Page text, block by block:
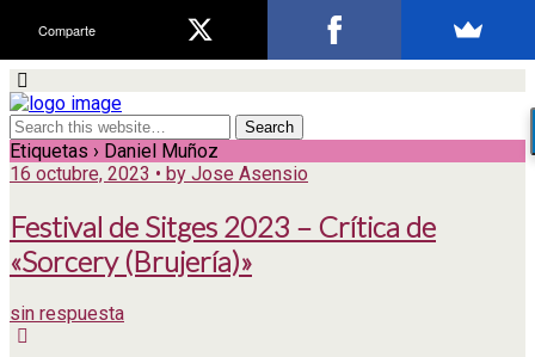
Etiquetas › Daniel Muñoz
16 octubre, 2023 • by Jose Asensio
Festival de Sitges 2023 – Crítica de
«Sorcery (Brujería)»
sin respuesta
Comparte